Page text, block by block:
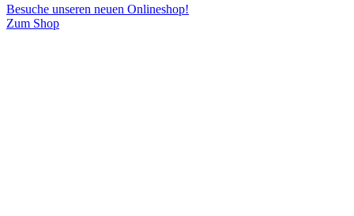
Besuche unseren neuen Onlineshop!
Zum Shop